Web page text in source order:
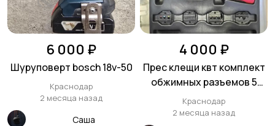
6 000 ₽
Шуруповерт bosch 18v-50
Краснодар
2 месяца назад
Саша
4 000 ₽
Прес клещи квт комплект
обжимных разъемов 5
матриц
Краснодар
2 месяца назад